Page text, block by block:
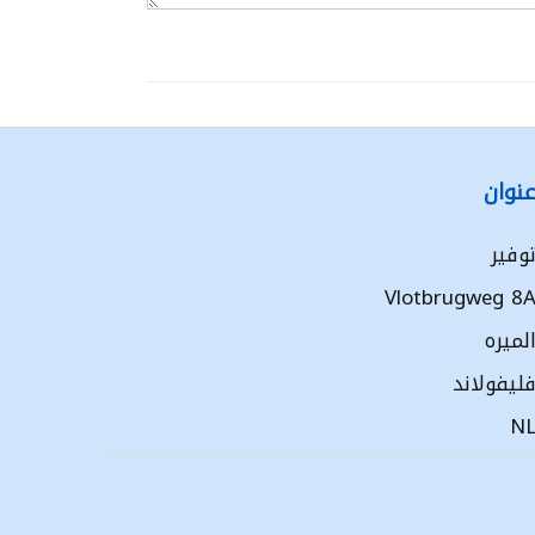
عنوان
توفير
Vlotbrugweg 8A
الميره
فليفولاند
NL